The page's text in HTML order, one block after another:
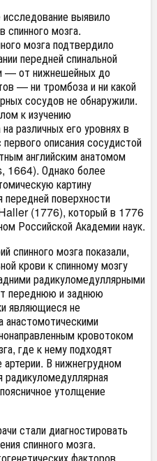
выявило
спинного мозга.
мозга подтвердило
передней спинальной
— от нижнешейных до
— ни тромбоза и ни какой
сосудов не обнаружили.
к изучению
различных его уровнях в
описания сосудистой
английским анатомом
1664). Однако более
картину
передней поверхности
(1776), который в 1776
Российской Академии наук.
спинного мозга показали,
крови к спинному мозгу
радикуломедуллярными
переднюю и заднюю
являющиеся не
кровотоком
где к нему подходят
В нижнегрудном
радикуломедуллярная
утолщение
стали диагностировать
спинного мозга.
факторов,